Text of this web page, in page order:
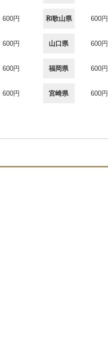
600円 和歌山県 600円
600円 山口県 600円
600円 福岡県 600円
600円 宮崎県 600円